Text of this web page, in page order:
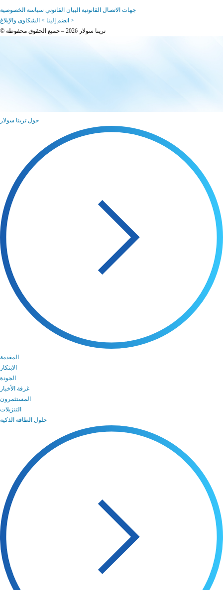
جهات الاتصال القانونية البيان القانوني سياسة الخصوصية
انضم إلينا > الشكاوى والإبلاغ >
© ترينا سولار 2026 – جميع الحقوق محفوظة
حول ترينا سولار
المقدمة
الابتكار
الجودة
غرفة الأخبار
المستثمرون
التنزيلات
حلول الطاقة الذكية